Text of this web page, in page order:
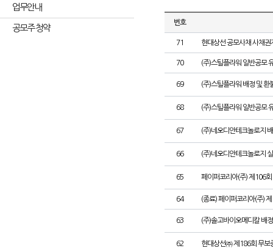
업무안내
공모주 청약
번호
71 현대상선 공모사채 사채권
70 (주)스틸플라워 일반공모
69 (주)스틸플라워 배정 및 환
68 (주)스틸플라워 일반공모
67 (주)네오디안테크놀로지
66 (주)네오디안테크놀로지
65 페이퍼코리아(주) 제106
64 (종료) 페이퍼코리아(주)
63 (주)솔고바이오메디칼 배
62 현대상선㈜ 제186회 무보